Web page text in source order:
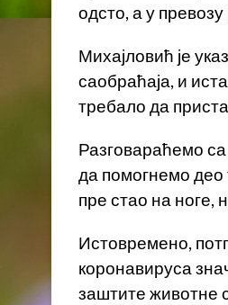
одсто, а у
Михајловић је
саобраћаја, и
требало да
Разговараћемо
да помогнемо део
пре стао на ноге,
Истовремено,
коронавируса
заштите животне